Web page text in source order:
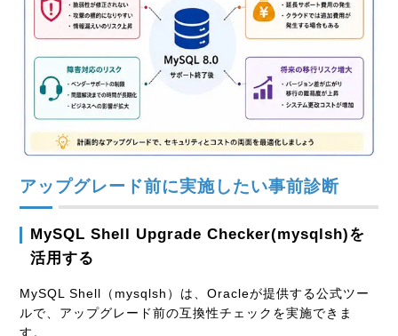
アップグレード前に実施したい事前診断
MySQL Shell Upgrade Checker(mysqlsh)を
活用する
MySQL Shell（mysqlsh）は、Oracleが提供する公式ツー
ルで、アップグレード前の互換性チェックを実施できま
す。